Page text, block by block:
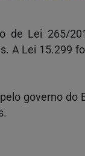
de Lei 265/
A Lei 15.299
governo do